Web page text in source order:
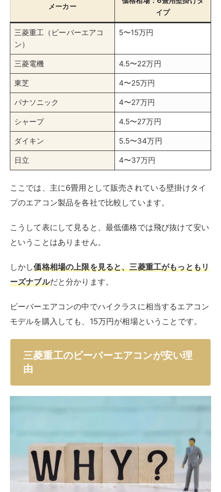
メーカー
イプ
三菱重工（ビーバーエアコ
ン）
5〜15万円
三菱電機 4.5〜22万円
東芝 4〜25万円
パナソニック 4〜27万円
シャープ 4.5〜27万円
ダイキン 5.5〜34万円
日立 4〜37万円
ここでは、主に6畳用として販売されている壁掛けタイ
プのエアコン製品を各社で比較しています。
こうして表にして見ると、最低価格では飛び抜けて安い
ということはありません。
しかし価格相場の上限を見ると、三菱重工がもっともリ
ーズナブルだと分かります。
ビーバーエアコンの中でハイクラスに相当するエアコン
モデルを購入しても、15万円が相場ということです。
三菱重工のビーバーエアコンが安い理
由